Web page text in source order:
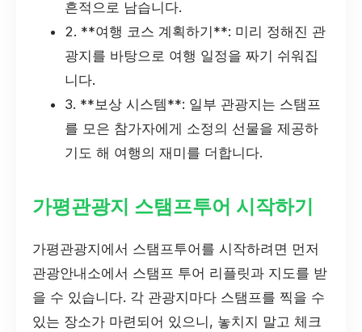
흔적으로 남습니다.
2. **여행 코스 계획하기**: 미리 정해진 관
광지를 바탕으로 여행 일정을 짜기 쉬워집
니다.
3. **보상 시스템**: 일부 관광지는 스탬프
를 모은 참가자에게 소정의 선물을 제공하
기도 해 여행의 재미를 더합니다.
가평관광지 스탬프투어 시작하기
가평관광지에서 스탬프투어를 시작하려면 먼저
관광안내소에서 스탬프 투어 리플릿과 지도를 받
을 수 있습니다. 각 관광지마다 스탬프를 찍을 수
있는 장소가 마련되어 있으니, 놓치지 말고 체크